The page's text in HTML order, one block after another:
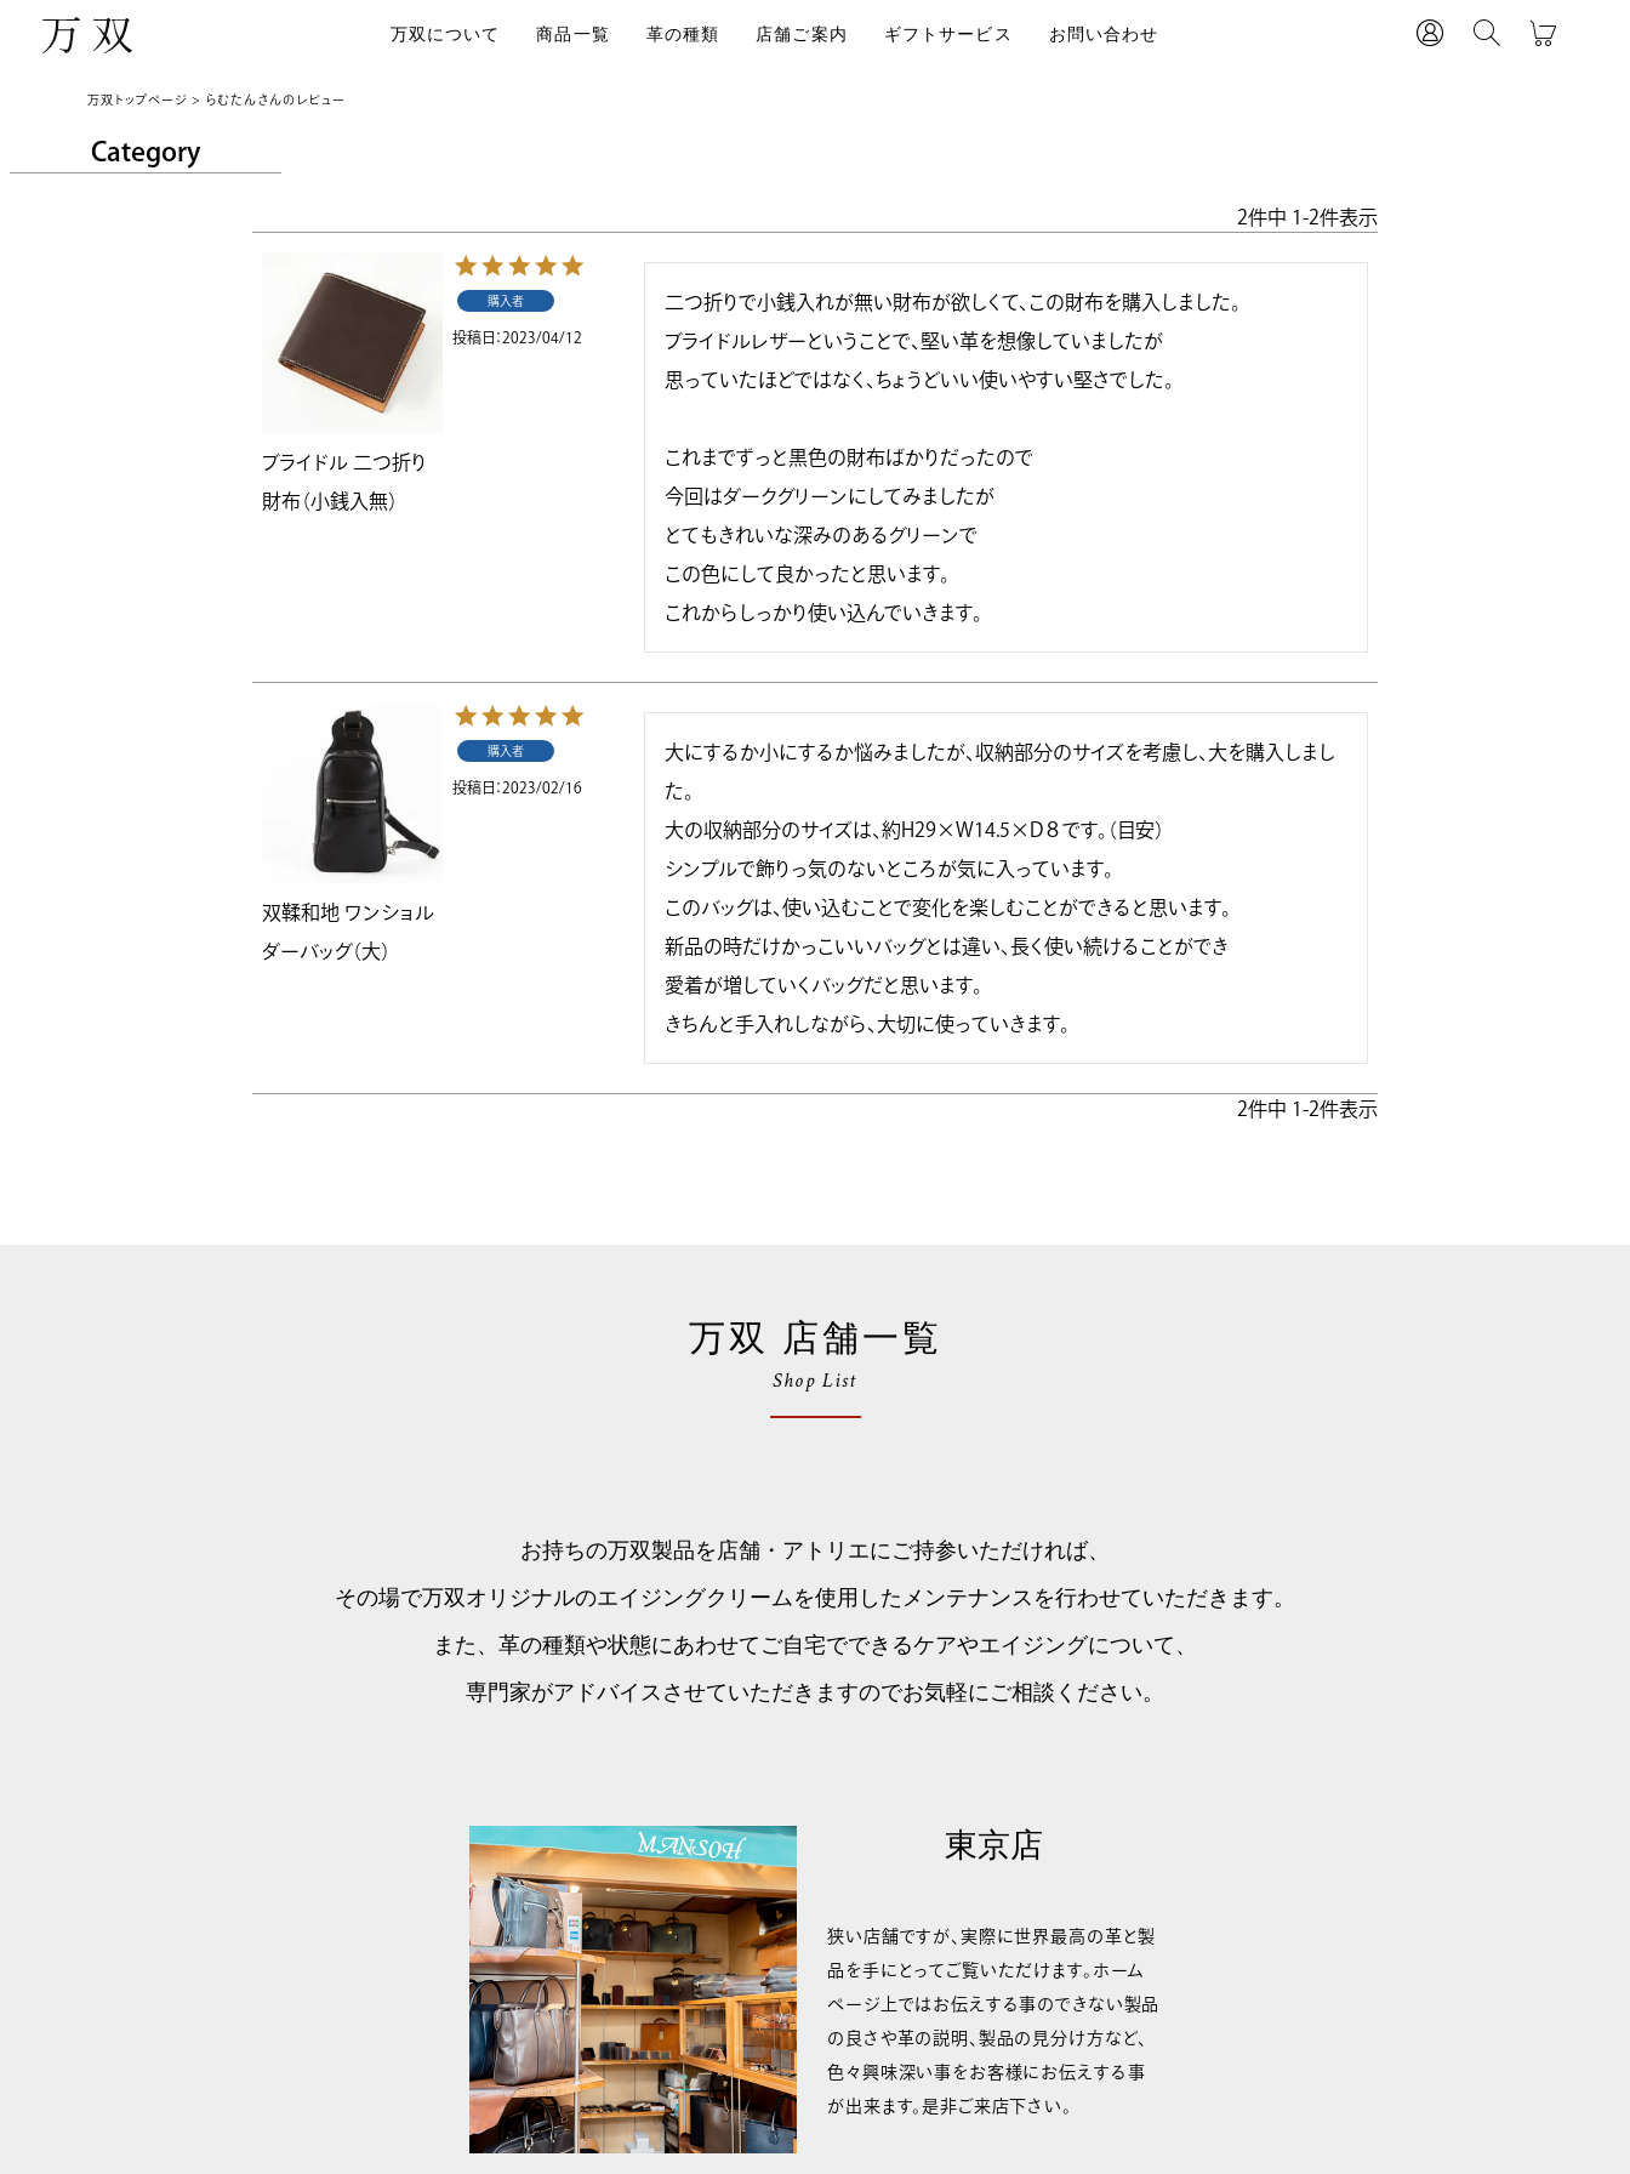
万双について 商品一覧 革の種類 店舗ご案内 ギフトサービス お問い合わせ
万双トップページ らむたんさんのレビュー
Category
2件中 1 -2件表示
ブライドル 二つ折り
財布（小銭入無）
購入者
投稿日 2023/04/12
二つ折りで小銭入れが無い財布が欲しくて、この財布を購入しました。
ブライドルレザーということで、堅い革を想像していましたが
思っていたほどではなく、ちょうどいい使いやすい堅さでした。
これまでずっと黒色の財布ばかりだったので
今回はダークグリーンにしてみましたが
とてもきれいな深みのあるグリーンで
この色にして良かったと思います。
これからしっかり使い込んでいきます。
双鞣和地 ワンショル
ダーバッグ（大）
購入者
投稿日 2023/02/16
大にするか小にするか悩みましたが、収納部分のサイズを考慮し、大を購入しまし
た。
大の収納部分のサイズは、約H29×W14.5×D８です。（目安）
シンプルで飾りっ気のないところが気に入っています。
このバッグは、使い込むことで変化を楽しむことができると思います。
新品の時だけかっこいいバッグとは違い、長く使い続けることができ
愛着が増していくバッグだと思います。
きちんと手入れしながら、大切に使っていきます。
2件中 1 -2件表示
万双 店舗一覧
Shop List
お持ちの万双製品を店舗・アトリエにご持参いただければ、
その場で万双オリジナルのエイジングクリームを使用したメンテナンスを行わせていただきます。
また、革の種類や状態にあわせてご自宅でできるケアやエイジングについて、
専門家がアドバイスさせていただきますのでお気軽にご相談ください。
東京店
狭い店舗ですが、実際に世界最高の革と製
品を手にとってご覧いただけます。ホーム
ページ上ではお伝えする事のできない製品
の良さや革の説明、製品の見分け方など、
色々興味深い事をお客様にお伝えする事
が出来ます。是非ご来店下さい。